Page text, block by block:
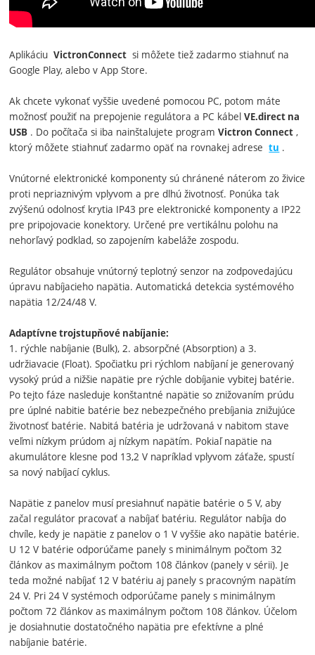
AplikáciuVictronConnect si môžete tiež zadarmo stiahnuť na
Google Play, alebo v App Store.
Ak chcete vykonať vyššie uvedené pomocou PC, potom máte
možnosť použiť na prepojenie regulátora a PC kábelVE.direct na
USB . Do počítača si iba nainštalujete programVictron Connect ,
ktorý môžete stiahnuť zadarmo opäť na rovnakej adresetu .
Vnútorné elektronické komponenty sú chránené náterom zo živice
proti nepriaznivým vplyvom a pre dlhú životnosť. Ponúka tak
zvýšenú odolnosť krytia IP43 pre elektronické komponenty a IP22
pre pripojovacie konektory. Určené pre vertikálnu polohu na
nehorľavý podklad, so zapojením kabeláže zospodu.
Regulátor obsahuje vnútorný teplotný senzor na zodpovedajúcu
úpravu nabíjacieho napätia. Automatická detekcia systémového
napätia 12/24/48 V.
Adaptívne trojstupňové nabíjanie:
1. rýchle nabíjanie (Bulk), 2. absorpčné (Absorption) a 3.
udržiavacie (Float). Spočiatku pri rýchlom nabíjaní je generovaný
vysoký prúd a nižšie napätie pre rýchle dobíjanie vybitej batérie.
Po tejto fáze nasleduje konštantné napätie so znižovaním prúdu
pre úplné nabitie batérie bez nebezpečného prebíjania znižujúce
životnosť batérie. Nabitá batéria je udržovaná v nabitom stave
veľmi nízkym prúdom aj nízkym napätím. Pokiaľ napätie na
akumulátore klesne pod 13,2 V napríklad vplyvom záťaže, spustí
sa nový nabíjací cyklus.
Napätie z panelov musí presiahnuť napätie batérie o 5 V, aby
začal regulátor pracovať a nabíjať batériu. Regulátor nabíja do
chvíle, kedy je napätie z panelov o 1 V vyššie ako napätie batérie.
U 12 V batérie odporúčame panely s minimálnym počtom 32
článkov as maximálnym počtom 108 článkov (panely v sérii). Je
teda možné nabíjať 12 V batériu aj panely s pracovným napätím
24 V. Pri 24 V systémoch odporúčame panely s minimálnym
počtom 72 článkov as maximálnym počtom 108 článkov. Účelom
je dosiahnutie dostatočného napätia pre efektívne a plné
nabíjanie batérie.